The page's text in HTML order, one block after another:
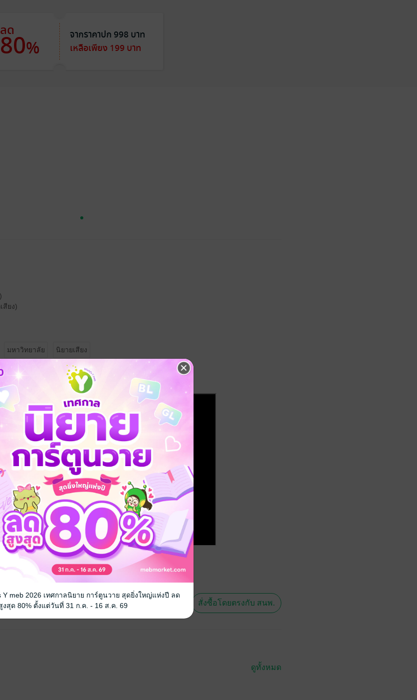
ลด
80%
จากราคาปก 998 บาท
เหลือเพียง 199 บาท
สียง)
มหาวิทยาลัย นิยายเสียง
นี้!
กพิมพ์ จะไม่มีขายโดย
ายโดยตรงเลยจ้ะ
สั่งซื้อโดยตรงกับ สนพ.
ดูทั้งหมด
Y meb 2026 เทศกาลนิยาย การ์ตูนวาย สุดยิ่งใหญ่แห่งปี ลด
สุด 80% ตั้งแต่วันที่ 31 ก.ค. - 16 ส.ค. 69